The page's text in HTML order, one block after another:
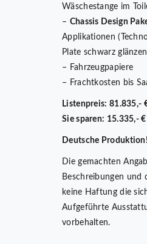
Wäschestange im
– Chassis Design
Applikationen
Plate schwarz
– Fahrzeugpapiere
– Frachtkosten bis
Listenpreis: 81.835,-
Sie sparen: 15.335,- €
Deutsche Produktion!
Die gemachten
Beschreibungen und
keine Haftung die
Aufgeführte
vorbehalten.